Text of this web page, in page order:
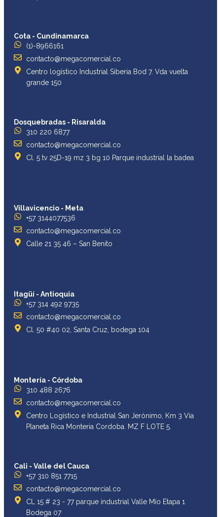
Cota - Cundinamarca
(1)-8966161
contacto@megacomercial.co
Centro logístico Industrial Siberia Bod 7. Vda vuelta
grande 150
Dosquebradas - Risaralda
310 220 6877
contacto@megacomercial.co
Cl. 5 tv 25D-19 mz 3 bg 10 Parque industrial la badea
Villavicencio - Meta
+57 3144077536
contacto@megacomercial.co
Calle 21 35 46 – San Benito
Itagüí - Antioquia
+57 314 492 9735
contacto@megacomercial.co
Cl. 50 #40 02, Santa Cruz, bodega 104
Montería - Córdoba
310 488 2676
contacto@megacomercial.co
Centro Logístico e Industrial San Jerónimo, Km 3 Vía
Planeta Rica Monteria Cordoba. MZ F LOTE 5.
Cali - Valle del Cauca
+57 310 851 7715
contacto@megacomercial.co
CL 15 # 23 - 77 parque industrial Valle Mío Etapa 1
Bodega 07